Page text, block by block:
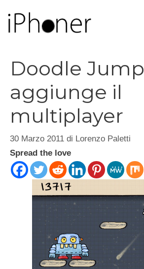
contenuto
Doodle Jump
aggiunge il
multiplayer
30 Marzo 2011 di Lorenzo Paletti
Spread the love